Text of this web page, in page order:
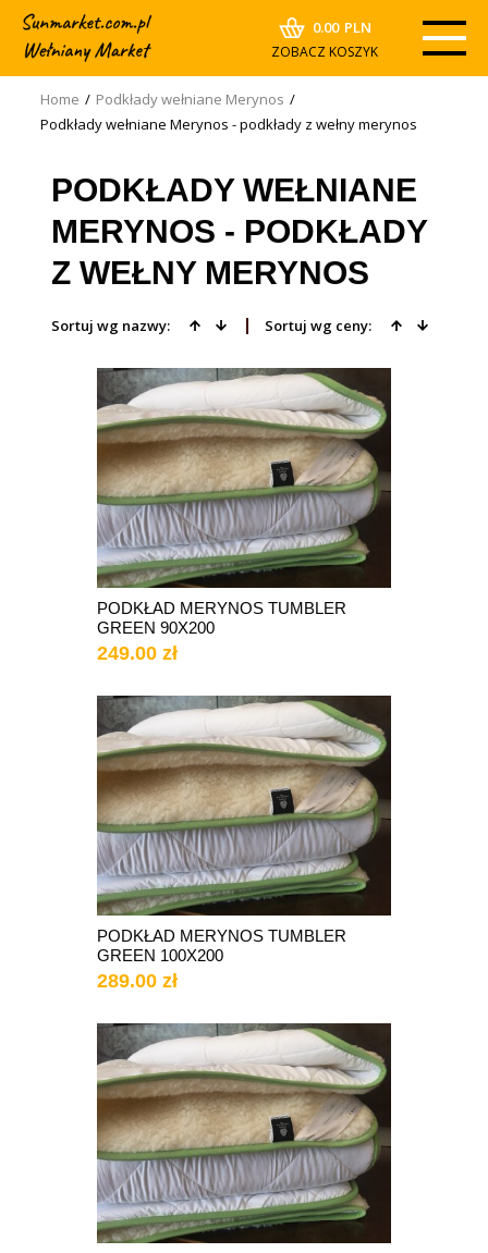
0.00 PLN
ZOBACZ KOSZYK
Home / Podkłady wełniane Merynos /
Podkłady wełniane Merynos - podkłady z wełny merynos
PODKŁADY WEŁNIANE
MERYNOS - PODKŁADY
Z WEŁNY MERYNOS
Sortuj wg nazwy: Sortuj wg ceny:
PODKŁAD MERYNOS TUMBLER
GREEN 90X200
249.00 zł
PODKŁAD MERYNOS TUMBLER
GREEN 100X200
289.00 zł